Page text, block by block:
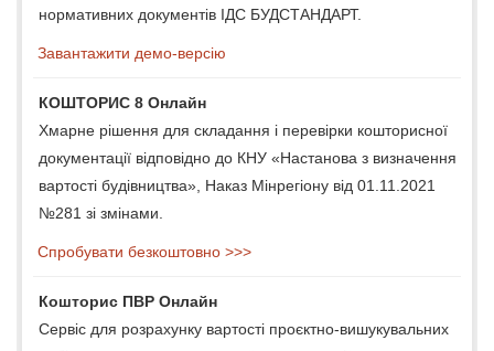
нормативних документів ІДС БУДСТАНДАРТ.
Завантажити демо-версію
КОШТОРИС 8 Онлайн
Хмарне рішення для складання і перевірки кошторисної
документації відповідно до КНУ «Настанова з визначення
вартості будівництва», Наказ Мінрегіону від 01.11.2021
№281 зі змінами.
Спробувати безкоштовно >>>
Кошторис ПВР Онлайн
Сервіс для розрахунку вартості проєктно-вишукувальних